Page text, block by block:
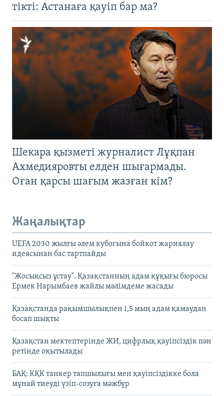
тікті: Астанаға қауіп бар ма?
Шекара қызметі журналист Лұқпан
Ахмедияровты елден шығармады.
Оған қарсы шағым жазған кім?
Жаңалықтар
UEFA 2030 жылғы әлем кубогына бойкот жариялау
идеясынан бас тартпайды
"Жосықсыз ұстау". Қазақстанның адам құқығы бюросы
Ермек Нарымбаев жайлы мәлімдеме жасады
Қазақстанда рақымшылықпен 1,5 мың адам қамаудан
босап шықты
Қазақстан мектептерінде ЖИ, цифрлық қауіпсіздік пән
ретінде оқытылады
БАҚ: КҚК танкер тапшылығы мен қауіпсіздікке бола
мұнай тиеуді үзіп-созуға мәжбүр